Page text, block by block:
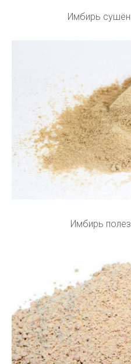
Имбирь
Имбирь